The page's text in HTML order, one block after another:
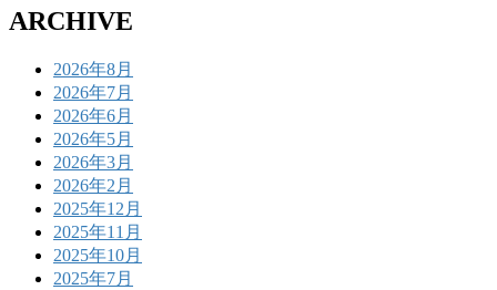
ARCHIVE
2026年8月
2026年7月
2026年6月
2026年5月
2026年3月
2026年2月
2025年12月
2025年11月
2025年10月
2025年7月